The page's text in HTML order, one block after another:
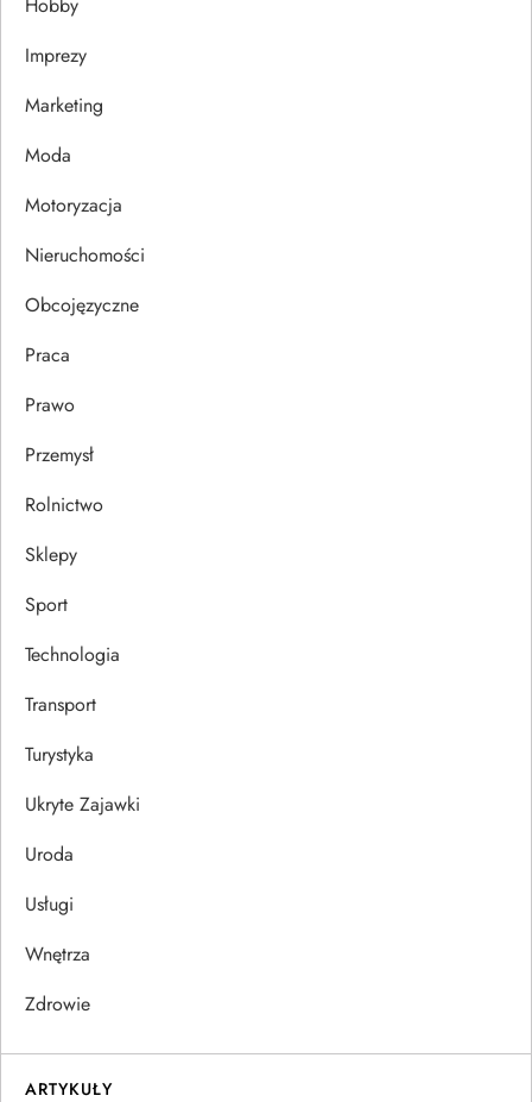
a
w
p
u
Imprezy
Marketing
Moda
Motoryzacja
Nieruchomości
Obcojęzyczne
Praca
Prawo
Przemysł
Rolnictwo
Sklepy
Sport
Technologia
Transport
Turystyka
Ukryte Zajawki
Uroda
Usługi
Wnętrza
Zdrowie
ARTYKUŁY